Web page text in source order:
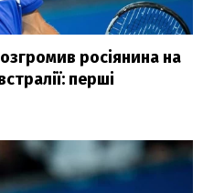
росіянина на
перші